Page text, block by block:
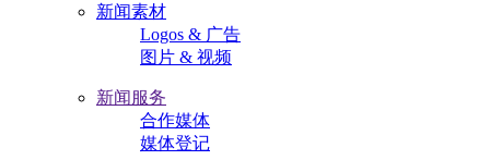
新闻素材
Logos & 广告
图片 & 视频
新闻服务
合作媒体
媒体登记